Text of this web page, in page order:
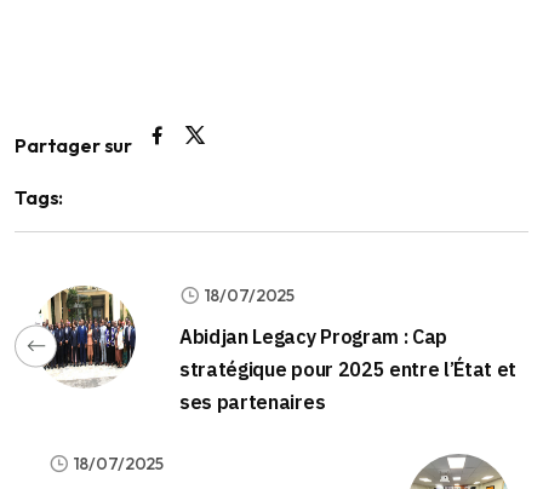
Partager sur
Tags:
18/07/2025
Abidjan Legacy Program : Cap
stratégique pour 2025 entre l’État et
ses partenaires
18/07/2025